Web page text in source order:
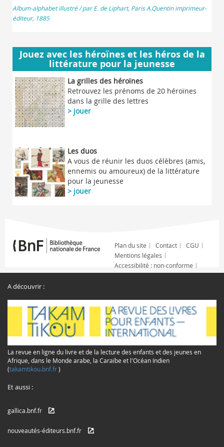
Album-alphabet illustré / par E. de Liphart, Paris A.Quentin imprimeur-
éditeur, 1885
Jouez avec les héroïnes et les héros de la
littérature pour la jeunesse
La grilles des héroïnes
Retrouvez les prénoms de 20 héroïnes
dans la grille des lettres
> jouer
Les duos
A vous de réunir les duos célèbres (amis,
ennemis ou amoureux) de la littérature
pour la jeunesse
> jouer
Plan du site Contact
CGU
Mentions légales
Accessibilité : non-conforme
A découvrir :
La revue en ligne du livre et de la lecture des enfants et des jeunes en
Afrique, dans le Monde arabe, la Caraïbe et l'Océan Indien
(takamtikou.bnf.fr)
Et aussi :
gallica.bnf.fr
nouveautés-éditeurs.bnf.fr